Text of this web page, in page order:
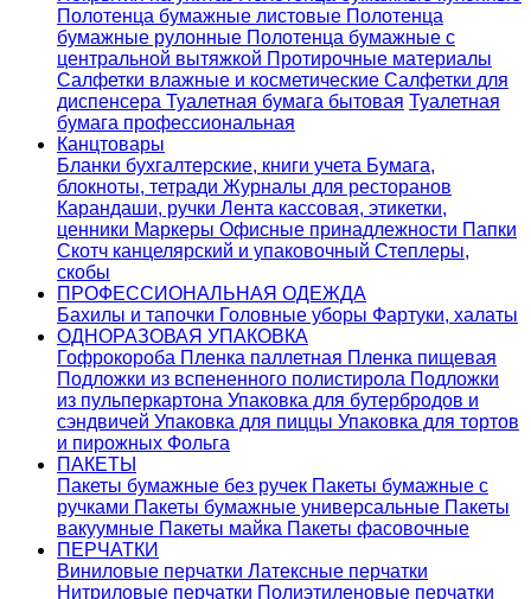
Полотенца бумажные листовые Полотенца
бумажные рулонные Полотенца бумажные с
центральной вытяжкой Протирочные материалы
Салфетки влажные и косметические Салфетки для
диспенсера Туалетная бумага бытовая Туалетная
бумага профессиональная
Канцтовары
Бланки бухгалтерские, книги учета Бумага,
блокноты, тетради Журналы для ресторанов
Карандаши, ручки Лента кассовая, этикетки,
ценники Маркеры Офисные принадлежности Папки
Скотч канцелярский и упаковочный Степлеры,
скобы
ПРОФЕССИОНАЛЬНАЯ ОДЕЖДА
Бахилы и тапочки Головные уборы Фартуки, халаты
ОДНОРАЗОВАЯ УПАКОВКА
Гофрокороба Пленка паллетная Пленка пищевая
Подложки из вспененного полистирола Подложки
из пульперкартона Упаковка для бутербродов и
сэндвичей Упаковка для пиццы Упаковка для тортов
и пирожных Фольга
ПАКЕТЫ
Пакеты бумажные без ручек Пакеты бумажные с
ручками Пакеты бумажные универсальные Пакеты
вакуумные Пакеты майка Пакеты фасовочные
ПЕРЧАТКИ
Виниловые перчатки Латексные перчатки
Нитриловые перчатки Полиэтиленовые перчатки